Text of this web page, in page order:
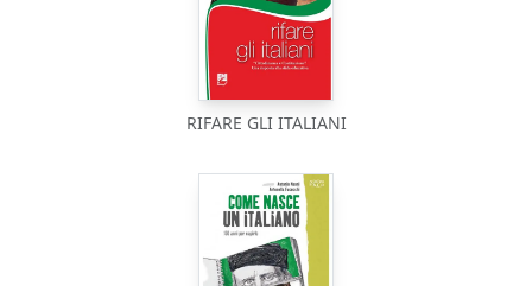
RIFARE GLI ITALIANI